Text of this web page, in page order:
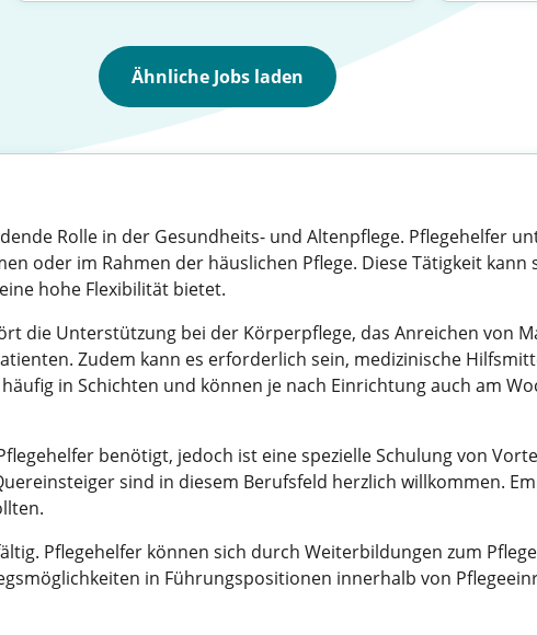
Ähnliche Jobs laden
Rolle in der Gesundheits- und Altenpflege. Pflegehelfer
oder im Rahmen der häuslichen Pflege. Diese Tätigkeit kann
hohe Flexibilität bietet.
die Unterstützung bei der Körperpflege, das Anreichen von
Zudem kann es erforderlich sein, medizinische
in Schichten und können je nach Einrichtung auch am
benötigt, jedoch ist eine spezielle Schulung von
sind in diesem Berufsfeld herzlich willkommen.
Pflegehelfer können sich durch Weiterbildungen zum
in Führungspositionen innerhalb von